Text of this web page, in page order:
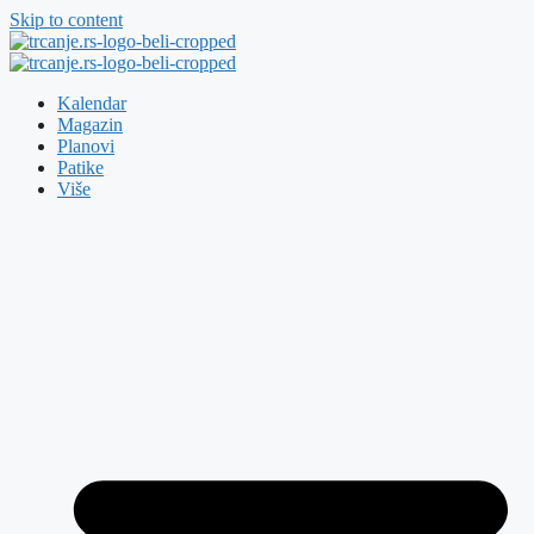
Skip to content
Kalendar
Magazin
Planovi
Patike
Više